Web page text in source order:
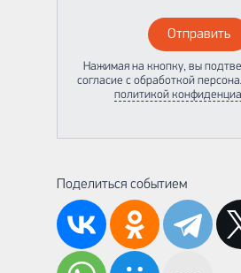
Отправить
Нажимая на кнопку, вы
согласие с обработкой
политикой
Поделиться событием